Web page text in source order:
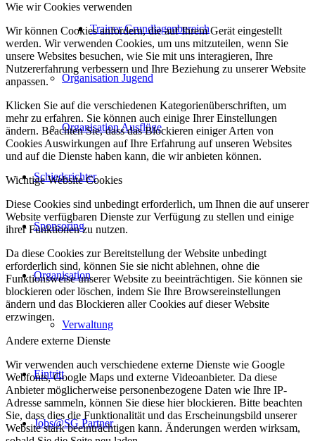
Trainer Grundlagenbereich
Organisation Jugend
Organisation Ausflüge
Schiedsrichter
Sponsoring
Organisation
Verwaltung
Eintritt
Jobs@SG Partner
Wie wir Cookies verwenden
Wir können Cookies anfordern, die auf Ihrem Gerät eingestellt
werden. Wir verwenden Cookies, um uns mitzuteilen, wenn Sie
unsere Websites besuchen, wie Sie mit uns interagieren, Ihre
Nutzererfahrung verbessern und Ihre Beziehung zu unserer Website
anpassen.
Klicken Sie auf die verschiedenen Kategorienüberschriften, um
mehr zu erfahren. Sie können auch einige Ihrer Einstellungen
ändern. Beachten Sie, dass das Blockieren einiger Arten von
Cookies Auswirkungen auf Ihre Erfahrung auf unseren Websites
und auf die Dienste haben kann, die wir anbieten können.
Wichtige Website Cookies
Diese Cookies sind unbedingt erforderlich, um Ihnen die auf unserer
Website verfügbaren Dienste zur Verfügung zu stellen und einige
ihrer Funktionen zu nutzen.
Da diese Cookies zur Bereitstellung der Website unbedingt
erforderlich sind, können Sie sie nicht ablehnen, ohne die
Funktionsweise unserer Website zu beeinträchtigen. Sie können sie
blockieren oder löschen, indem Sie Ihre Browsereinstellungen
ändern und das Blockieren aller Cookies auf dieser Website
erzwingen.
Andere externe Dienste
Wir verwenden auch verschiedene externe Dienste wie Google
Webfonts, Google Maps und externe Videoanbieter. Da diese
Anbieter möglicherweise personenbezogene Daten wie Ihre IP-
Adresse sammeln, können Sie diese hier blockieren. Bitte beachten
Sie, dass dies die Funktionalität und das Erscheinungsbild unserer
Website stark beeinträchtigen kann. Änderungen werden wirksam,